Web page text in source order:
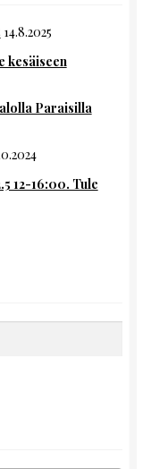
14.8.2025
kesäiseen
Paraisilla
12-16:00. Tule